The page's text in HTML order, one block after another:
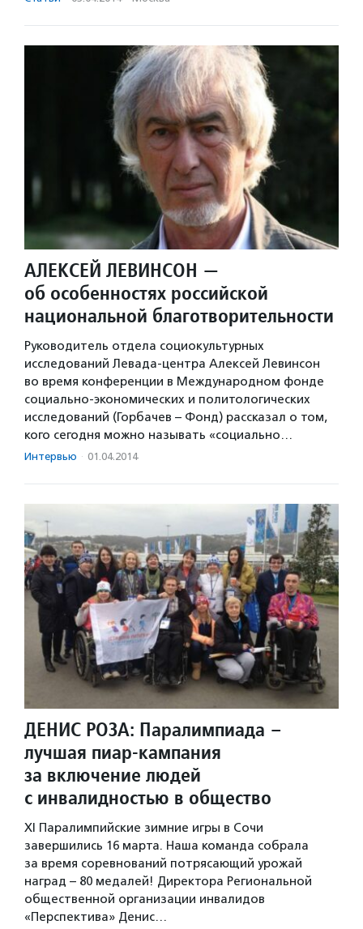
АЛЕКСЕЙ ЛЕВИНСОН —
об особенностях российской
национальной благотворительности
Руководитель отдела социокультурных
исследований Левада-центра Алексей Левинсон
во время конференции в Международном фонде
социально-экономических и политологических
исследований (Горбачев – Фонд) рассказал о том,
кого сегодня можно называть «социально…
Интервью · 01.04.2014
ДЕНИС РОЗА: Паралимпиада –
лучшая пиар-кампания
за включение людей
с инвалидностью в общество
XI Паралимпийские зимние игры в Сочи
завершились 16 марта. Наша команда собрала
за время соревнований потрясающий урожай
наград – 80 медалей! Директора Региональной
общественной организации инвалидов
«Перспектива» Денис…